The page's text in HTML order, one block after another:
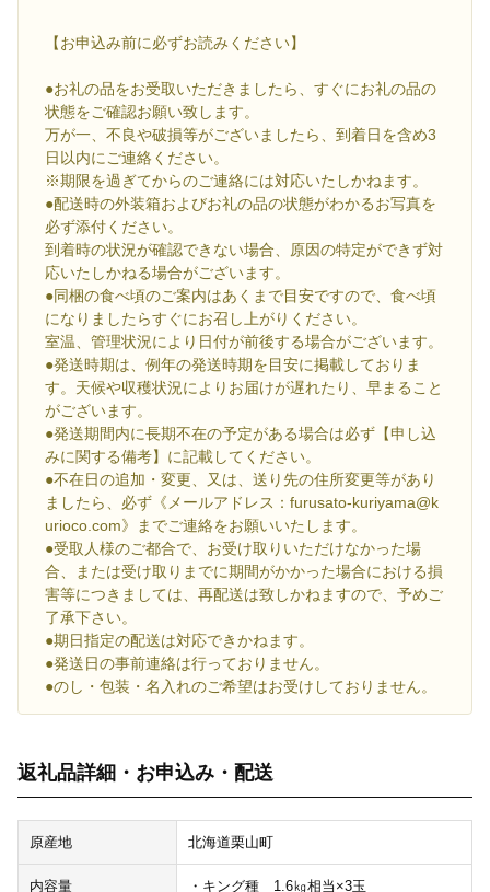
【お申込み前に必ずお読みください】
●お礼の品をお受取いただきましたら、すぐにお礼の品の
状態をご確認お願い致します。
万が一、不良や破損等がございましたら、到着日を含め3
日以内にご連絡ください。
※期限を過ぎてからのご連絡には対応いたしかねます。
●配送時の外装箱およびお礼の品の状態がわかるお写真を
必ず添付ください。
到着時の状況が確認できない場合、原因の特定ができず対
応いたしかねる場合がございます。
●同梱の食べ頃のご案内はあくまで目安ですので、食べ頃
になりましたらすぐにお召し上がりください。
室温、管理状況により日付が前後する場合がございます。
●発送時期は、例年の発送時期を目安に掲載しておりま
す。天候や収穫状況によりお届けが遅れたり、早まること
がございます。
●発送期間内に長期不在の予定がある場合は必ず【申し込
みに関する備考】に記載してください。
●不在日の追加・変更、又は、送り先の住所変更等があり
ましたら、必ず《メールアドレス：furusato-kuriyama@k
urioco.com》までご連絡をお願いいたします。
●受取人様のご都合で、お受け取りいただけなかった場
合、または受け取りまでに期間がかかった場合における損
害等につきましては、再配送は致しかねますので、予めご
了承下さい。
●期日指定の配送は対応できかねます。
●発送日の事前連絡は行っておりません。
●のし・包装・名入れのご希望はお受けしておりません。
返礼品詳細・お申込み・配送
原産地 北海道栗山町
内容量 ・キング種 1.6㎏相当×3玉